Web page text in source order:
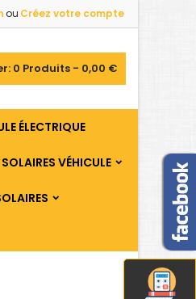
ou Créez votre compte
0 Produits - 0,00 €
ÉLECTRIQUE
VÉHICULE